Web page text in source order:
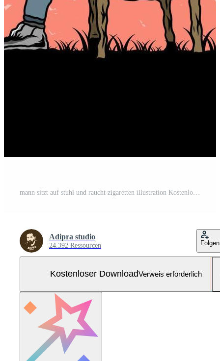
Adipra studio
24.392 Ressourcen Folgen
Kostenloser DownloadVerweis erforderlich